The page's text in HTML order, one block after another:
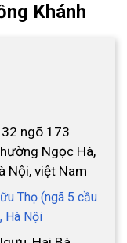
Khánh
ngõ 173
Ngọc Hà,
Nội, việt Nam
Thọ (ngã 5 cầu
Hà Nội